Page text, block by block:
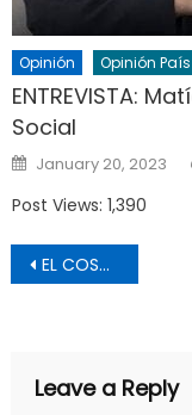
Opinión Opinión País
ENTREVISTA:
Social
Posted
on
January 20, 2023
Post Views: 1,390
Post
navigation
EL COSTE MENTAL DE LA CARRERA INVESTIGADORA
Leave a Reply